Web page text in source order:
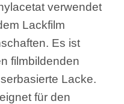
verwendet
Lackfilm
Es ist
filmbildenden
Lacke.
für den